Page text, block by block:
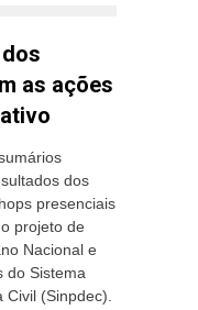
as ações
dos
presenciais
projeto de
Nacional e
do Sistema
Civil (Sinpdec).